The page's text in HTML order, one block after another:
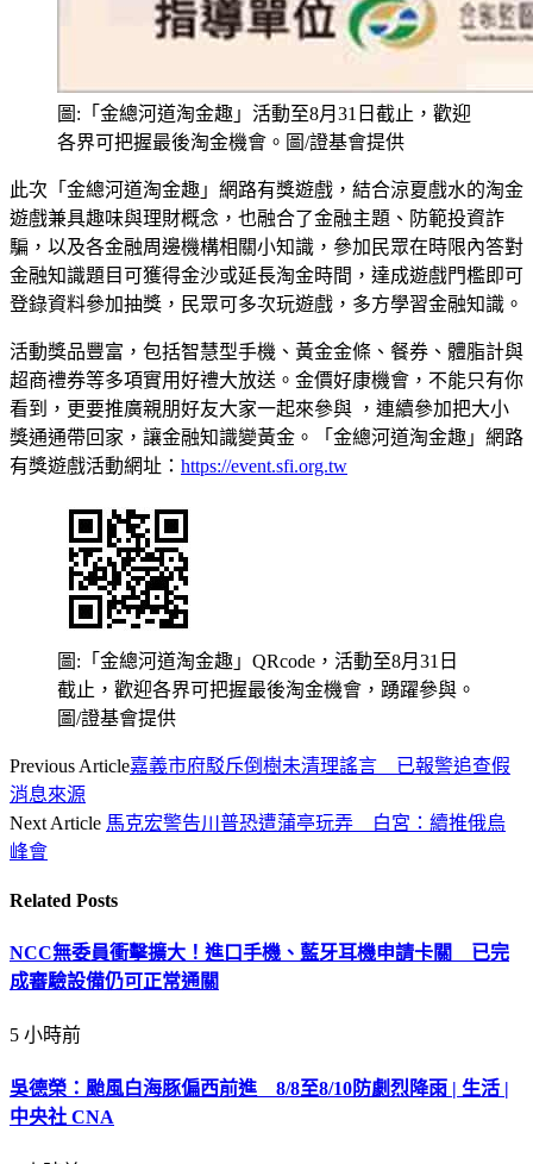
圖:「金總河道淘金趣」活動至8月31日截止，歡迎
各界可把握最後淘金機會。圖/證基會提供
此次「金總河道淘金趣」網路有獎遊戲，結合涼夏戲水的淘金
遊戲兼具趣味與理財概念，也融合了金融主題、防範投資詐
騙，以及各金融周邊機構相關小知識，參加民眾在時限內答對
金融知識題目可獲得金沙或延長淘金時間，達成遊戲門檻即可
登錄資料參加抽獎，民眾可多次玩遊戲，多方學習金融知識。
活動獎品豐富，包括智慧型手機、黃金金條、餐券、體脂計與
超商禮券等多項實用好禮大放送。金價好康機會，不能只有你
看到，更要推廣親朋好友大家一起來參與 ，連續參加把大小
獎通通帶回家，讓金融知識變黃金。「金總河道淘金趣」網路
有獎遊戲活動網址： https://event.sfi.org.tw
圖:「金總河道淘金趣」QRcode，活動至8月31日
截止，歡迎各界可把握最後淘金機會，踴躍參與。
圖/證基會提供
Previous Article嘉義市府駁斥倒樹未清理謠言 已報警追查假
消息來源
Next Article 馬克宏警告川普恐遭蒲亭玩弄 白宮：續推俄烏
峰會
Related Posts
NCC無委員衝擊擴大！進口手機、藍牙耳機申請卡關 已完
成審驗設備仍可正常通關
5 小時前
吳德榮：颱風白海豚偏西前進 8/8至8/10防劇烈降雨 | 生活 |
中央社 CNA